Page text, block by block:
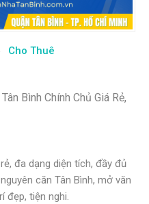
Cho Thuê
Bình Chính Chủ Giá Rẻ,
đa dạng diện tích, đầy đủ
căn Tân Bình, mở văn
đẹp, tiện nghi.